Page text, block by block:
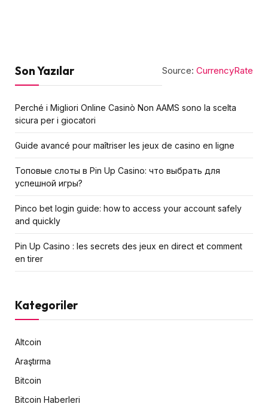
Source: CurrencyRate
Son Yazılar
Perché i Migliori Online Casinò Non AAMS sono la scelta
sicura per i giocatori
Guide avancé pour maîtriser les jeux de casino en ligne
Топовые слоты в Pin Up Casino: что выбрать для
успешной игры?
Pinco bet login guide: how to access your account safely
and quickly
Pin Up Casino : les secrets des jeux en direct et comment
en tirer
Kategoriler
Altcoin
Araştırma
Bitcoin
Bitcoin Haberleri